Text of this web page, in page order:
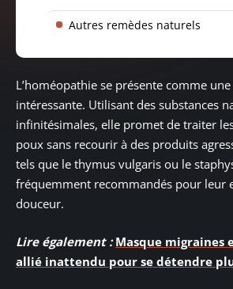
Autres remèdes naturels
L’homéopathie se présente comme
intéressante. Utilisant des substances
infinitésimales, elle promet de traiter
poux sans recourir à des produits
tels que le thymus vulgaris ou le
fréquemment recommandés pour leur
douceur.
Lire également : Masque migraines
allié inattendu pour se détendre